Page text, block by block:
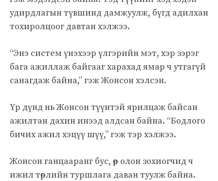
удирдлагын түвшинд дамжуулж, бүгд адилхан
тохиролцоог давтан хэлжээ.
“Энэ систем үнэхээр үлгэрийн мэт, хэр зэрэг
бага ажиллаж байгааг харахад ямар ч утгагүй
санагдаж байна,” гэж Жонсон хэлсэн.
Үр дүнд нь Жонсон түүнтэй ярилцаж байсан
ажилтан дахин инээд алдсан байна. “Бодлого
бичих ажил хэцүү шүү,” гэж тэр хэлжээ.
Жонсон ганцааранг бус, өөр олон зохиогчид ч
ижил төрлийн туршлага даван туулж байна.